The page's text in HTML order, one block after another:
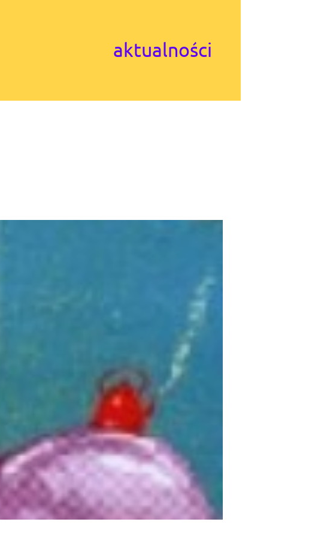
aktualności